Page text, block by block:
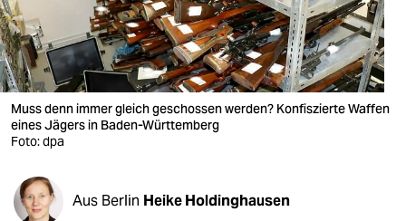
wahrheit
verlag
verlag
veranstaltungen
fragen & hilfe
Muss denn immer gleich geschossen werden? Konfiszierte Waffen
eines Jägers in Baden-Württemberg
Foto: dpa
Aus Berlin Heike Holdinghausen